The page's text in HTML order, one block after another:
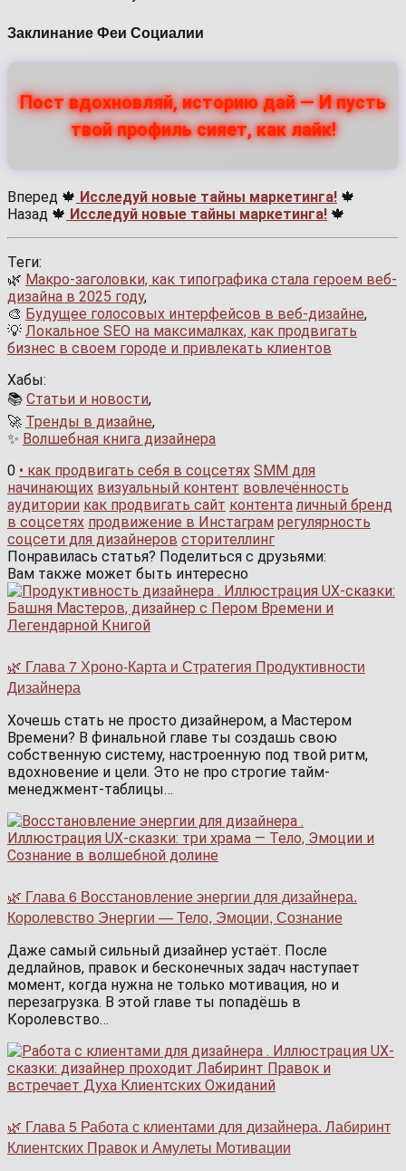
Заклинание Феи Социалии
Пост вдохновляй, историю дай — И пусть
твой профиль сияет, как лайк!
Вперед 🍁 Исследуй новые тайны маркетинга! 🍁
Назад 🍁 Исследуй новые тайны маркетинга! 🍁
Теги:
🌿 Макро-заголовки, как типографика стала героем веб-
дизайна в 2025 году,
🎨 Будущее голосовых интерфейсов в веб-дизайне,
💡 Локальное SEO на максималках, как продвигать
бизнес в своем городе и привлекать клиентов
Хабы:
📚 Статьи и новости,
🚀 Тренды в дизайне,
✨ Волшебная книга дизайнера
0 • как продвигать себя в соцсетях SMM для
начинающих визуальный контент вовлечённость
аудитории как продвигать сайт контента личный бренд
в соцсетях продвижение в Инстаграм регулярность
соцсети для дизайнеров сторителлинг
Понравилась статья? Поделиться с друзьями:
Вам также может быть интересно
🌿 Глава 7 Хроно-Карта и Стратегия Продуктивности
Дизайнера
Хочешь стать не просто дизайнером, а Мастером
Времени? В финальной главе ты создашь свою
собственную систему, настроенную под твой ритм,
вдохновение и цели. Это не про строгие тайм-
менеджмент-таблицы…
🌿 Глава 6 Восстановление энергии для дизайнера.
Королевство Энергии — Тело, Эмоции, Сознание
Даже самый сильный дизайнер устаёт. После
дедлайнов, правок и бесконечных задач наступает
момент, когда нужна не только мотивация, но и
перезагрузка. В этой главе ты попадёшь в
Королевство…
🌿 Глава 5 Работа с клиентами для дизайнера. Лабиринт
Клиентских Правок и Амулеты Мотивации